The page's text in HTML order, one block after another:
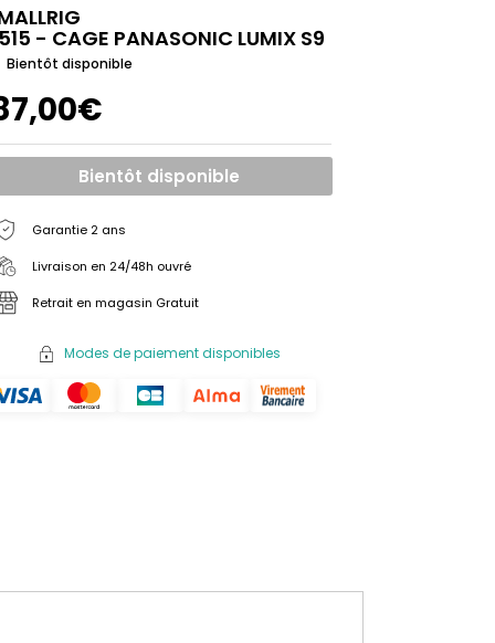
- CAGE PANASONIC LUMIX S9
Bientôt disponible
Bientôt disponible
Garantie 2 ans
Livraison en 24/48h ouvré
Retrait en magasin Gratuit
Modes de paiement disponibles